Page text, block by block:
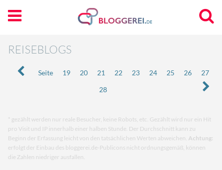
REISEBLOGS
Seite 19 20 21 22 23 24 25 26 27
28
* gezählt werden nur reale Besucher, keine Robots, etc. Gezählt wird nur ein Hit
pro Visit und IP innerhalb einer halben Stunde. Der Durchschnitt kann zu
Beginn der Erfassung leicht von den tatsächlichen Werten abweichen. Achtung:
erfolgt der Einbau des bloggerei.de-Publicons nicht ordnungsgemäß, können
die Zahlen niedriger ausfallen.